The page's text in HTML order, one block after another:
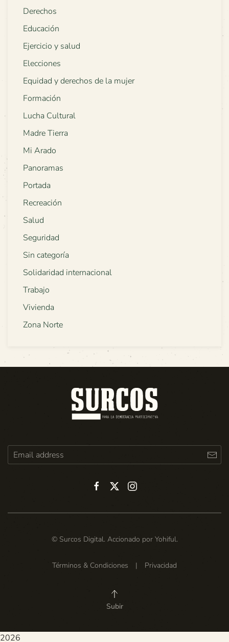
Derechos
Educación
Ejercicio y salud
Elecciones
Equidad y derechos de la mujer
Formación
Lucha Cultural
Madre Tierra
Mi Arado
Panoramas
Portada
Recreación
Salud
Seguridad
Sin categoría
Solidaridad internacional
Trabajo
Vivienda
Zona Norte
© Surcos Digital. Accionado por Yohiful.
Términos & Condiciones | Privacidad
Subir
2026